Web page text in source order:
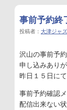
事前予約終
投稿者： 大津ジャ
沢山の事前予約
申し込みあり
昨日１５日に
事前予約確認
配信出来ない状